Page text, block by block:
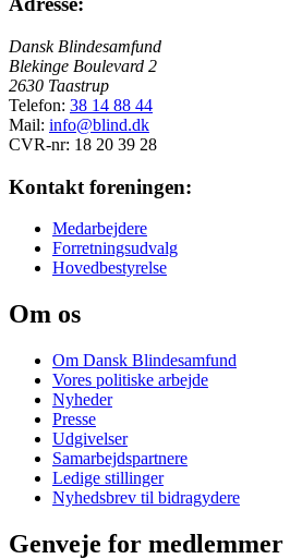
Dansk Blindesamfund
Blekinge Boulevard 2
2630 Taastrup
Telefon: 38 14 88 44
Mail: info@blind.dk
CVR-nr: 18 20 39 28
Kontakt foreningen:
Medarbejdere
Forretningsudvalg
Hovedbestyrelse
Om os
Om Dansk Blindesamfund
Vores politiske arbejde
Nyheder
Presse
Udgivelser
Samarbejdspartnere
Ledige stillinger
Nyhedsbrev til bidragydere
Genveje for medlemmer